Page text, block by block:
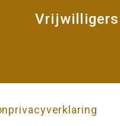
Vrijwilligers
privacyverklaring